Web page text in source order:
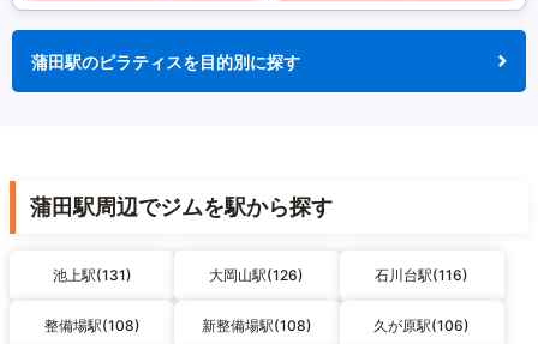
蒲田駅のピラティスを目的別に探す
蒲田駅周辺でジムを駅から探す
池上駅(131) 大岡山駅(126) 石川台駅(116)
整備場駅(108) 新整備場駅(108) 久が原駅(106)